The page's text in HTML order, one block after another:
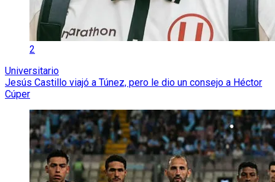
2
Universitario
Jesús Castillo viajó a Túnez, pero le dio un consejo a Héctor
Cúper